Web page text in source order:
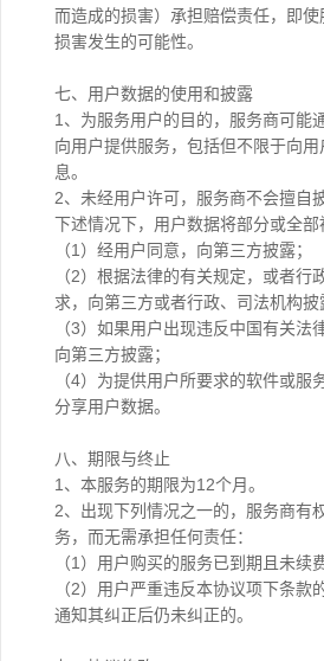
而造成的损害）承担赔偿责任，即
损害发生的可能性。
七、用户数据的使用和披露
1、为服务用户的目的，服务商可能
向用户提供服务，包括但不限于向
息。
2、未经用户许可，服务商不会擅自
下述情况下，用户数据将部分或全部
（1）经用户同意，向第三方披露；
（2）根据法律的有关规定，或者行
求，向第三方或者行政、司法机构披
（3）如果用户出现违反中国有关法
向第三方披露；
（4）为提供用户所要求的软件或服
分享用户数据。
八、期限与终止
1、本服务的期限为12个月。
2、出现下列情况之一的，服务商有
务，而无需承担任何责任：
（1）用户购买的服务已到期且未续
（2）用户严重违反本协议项下条款
通知其纠正后仍未纠正的。